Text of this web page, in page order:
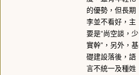
的優勢，但長期
李並不看好，主
要是“尚空談，少
實幹”，另外，基
礎建設落後，語
言不統一及種姓